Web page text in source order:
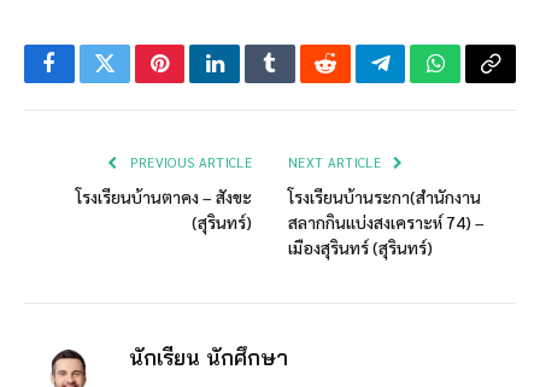
FacebookTwitterPinterestLinkedInTumblrRedditTelegramWhatsApp
Copy
PREVIOUS ARTICLE
โรงเรียนบ้านตาคง – สังขะ
(สุรินทร์)
NEXT ARTICLE
โรงเรียนบ้านระกา(สำนักงาน
สลากกินแบ่งสงเคราะห์ 74) –
เมืองสุรินทร์ (สุรินทร์)
นักเรียน นักศึกษา